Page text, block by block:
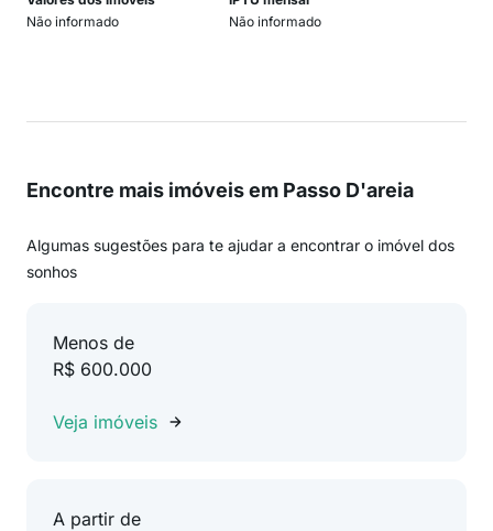
Não informado
Não informado
Encontre mais imóveis em Passo D'areia
Algumas sugestões para te ajudar a encontrar o imóvel dos
sonhos
Menos de
R$ 600.000
Veja imóveis
A partir de